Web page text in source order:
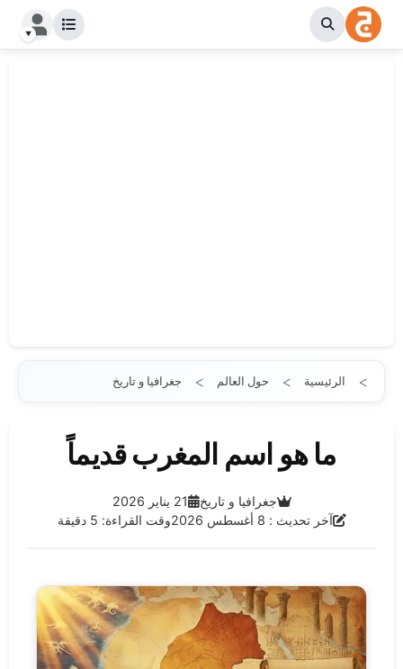
جغرافيا و تاريخ حول العالم الرئيسية
ما هو اسم المغرب قديماً
الفئة:جغرافيا و تاريختاريخ النشر:
21 يناير 2026
آخر تحديث:
آخر تحديث : 8 أغسطس 2026 وقت القراءة: 5 دقيقة